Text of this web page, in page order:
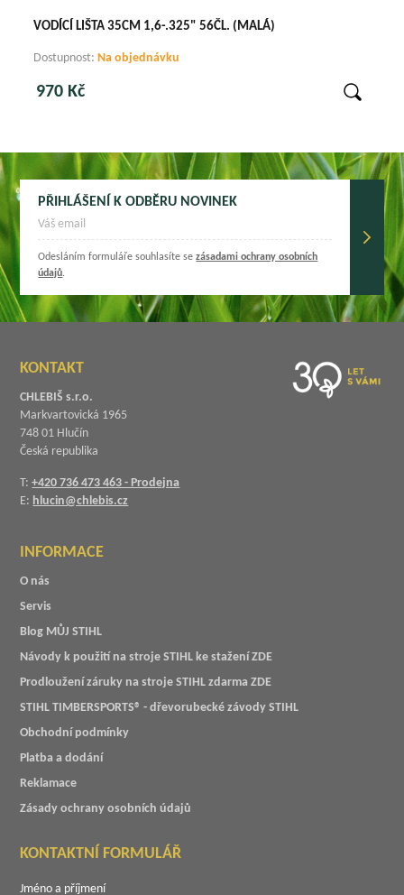
VODÍCÍ LIŠTA 35CM 1,6-.325" 56ČL. (MALÁ)
Dostupnost: Na objednávku
970 Kč
PŘIHLÁŠENÍ K ODBĚRU NOVINEK
Odesláním formuláře souhlasíte sezásadami ochrany osobních
údajů.
KONTAKT
CHLEBIŠ s.r.o.
Markvartovická 1965
748 01 Hlučín
Česká republika
T:+420 736 473 463 - Prodejna
E: hlucin@chlebis.cz
INFORMACE
O nás
Servis
Blog MŮJ STIHL
Návody k použití na stroje STIHL ke stažení ZDE
Prodloužení záruky na stroje STIHL zdarma ZDE
STIHL TIMBERSPORTS® - dřevorubecké závody STIHL
Obchodní podmínky
Platba a dodání
Reklamace
Zásady ochrany osobních údajů
KONTAKTNÍ FORMULÁŘ